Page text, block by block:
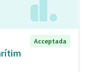
Acceptada